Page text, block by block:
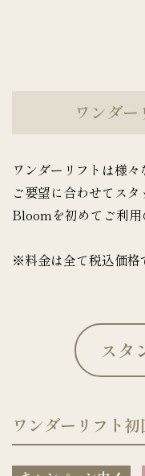
ワンダ
ワンダーリフトは様々
ご要望に合わせてスタ
Bloomを初めてご利用
※料金は全て税込価格
スタ
ワンダーリフト